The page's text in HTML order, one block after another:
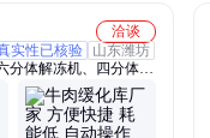
洽谈
实性已核验
山东潍坊
分体解冻机、四分体解
设备、缓化库